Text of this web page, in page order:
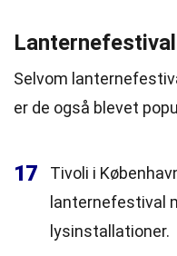
Selvom
er de også blevet
17
Tivoli i
lanternefestival
lysinstallationer.